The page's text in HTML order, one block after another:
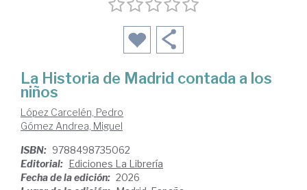
La Historia de Madrid contada a los
niños
López Carcelén, Pedro
Gómez Andrea, Miguel
ISBN: 9788498735062
Editorial: Ediciones La Librería
Fecha de la edición: 2026